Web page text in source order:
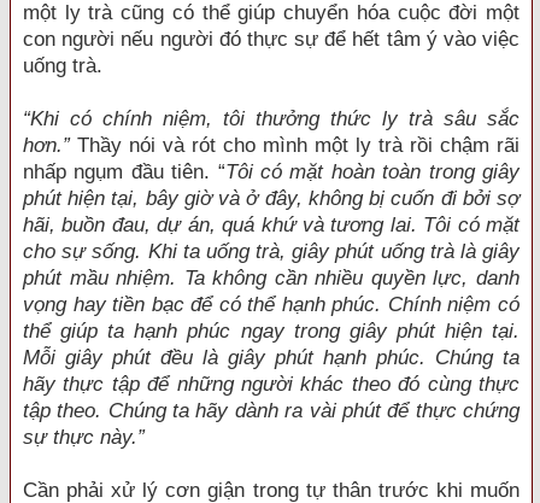
một ly trà cũng có thể giúp chuyển hóa cuộc đời một
con người nếu người đó thực sự để hết tâm ý vào việc
uống trà.
“Khi có chính niệm, tôi thưởng thức ly trà sâu sắc
hơn.”Thầy nói và rót cho mình một ly trà rồi chậm rãi
nhấp ngụm đầu tiên. “Tôi có mặt hoàn toàn trong giây
phút hiện tại, bây giờ và ở đây, không bị cuốn đi bởi sợ
hãi, buồn đau, dự án, quá khứ và tương lai. Tôi có mặt
cho sự sống. Khi ta uống trà, giây phút uống trà là giây
phút mầu nhiệm. Ta không cần nhiều quyền lực, danh
vọng hay tiền bạc để có thể hạnh phúc. Chính niệm có
thể giúp ta hạnh phúc ngay trong giây phút hiện tại.
Mỗi giây phút đều là giây phút hạnh phúc. Chúng ta
hãy thực tập để những người khác theo đó cùng thực
tập theo. Chúng ta hãy dành ra vài phút để thực chứng
sự thực này.”
Cần phải xử lý cơn giận trong tự thân trước khi muốn